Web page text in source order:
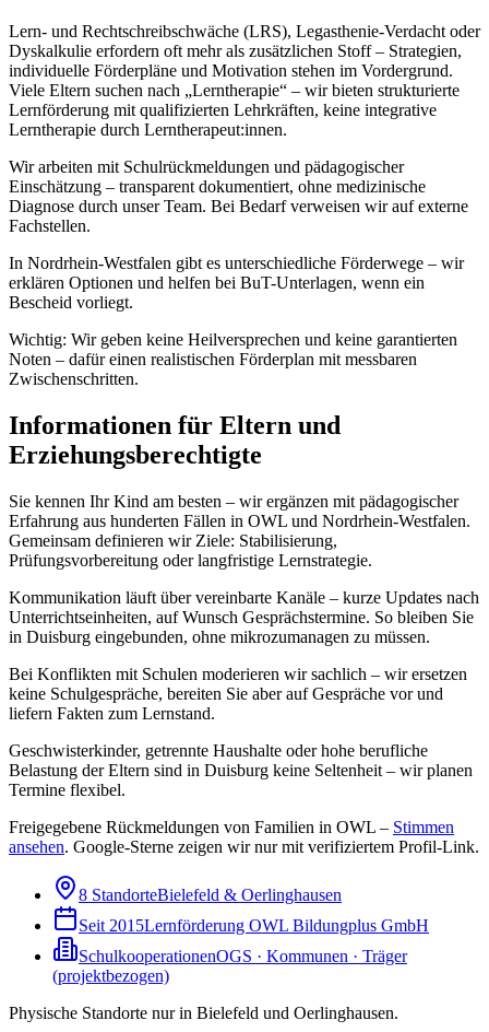
Lern- und Rechtschreibschwäche (LRS), Legasthenie-Verdacht oder
Dyskalkulie erfordern oft mehr als zusätzlichen Stoff – Strategien,
individuelle Förderpläne und Motivation stehen im Vordergrund.
Viele Eltern suchen nach „Lerntherapie“ – wir bieten strukturierte
Lernförderung mit qualifizierten Lehrkräften, keine integrative
Lerntherapie durch Lerntherapeut:innen.
Wir arbeiten mit Schulrückmeldungen und pädagogischer
Einschätzung – transparent dokumentiert, ohne medizinische
Diagnose durch unser Team. Bei Bedarf verweisen wir auf externe
Fachstellen.
In Nordrhein-Westfalen gibt es unterschiedliche Förderwege – wir
erklären Optionen und helfen bei BuT-Unterlagen, wenn ein
Bescheid vorliegt.
Wichtig: Wir geben keine Heilversprechen und keine garantierten
Noten – dafür einen realistischen Förderplan mit messbaren
Zwischenschritten.
Informationen für Eltern und
Erziehungsberechtigte
Sie kennen Ihr Kind am besten – wir ergänzen mit pädagogischer
Erfahrung aus hunderten Fällen in OWL und Nordrhein-Westfalen.
Gemeinsam definieren wir Ziele: Stabilisierung,
Prüfungsvorbereitung oder langfristige Lernstrategie.
Kommunikation läuft über vereinbarte Kanäle – kurze Updates nach
Unterrichtseinheiten, auf Wunsch Gesprächstermine. So bleiben Sie
in Duisburg eingebunden, ohne mikrozumanagen zu müssen.
Bei Konflikten mit Schulen moderieren wir sachlich – wir ersetzen
keine Schulgespräche, bereiten Sie aber auf Gespräche vor und
liefern Fakten zum Lernstand.
Geschwisterkinder, getrennte Haushalte oder hohe berufliche
Belastung der Eltern sind in Duisburg keine Seltenheit – wir planen
Termine flexibel.
Freigegebene Rückmeldungen von Familien in OWL – Stimmen
ansehen. Google-Sterne zeigen wir nur mit verifiziertem Profil-Link.
8 StandorteBielefeld & Oerlinghausen
Seit 2015Lernförderung OWL Bildungplus GmbH
SchulkooperationenOGS · Kommunen · Träger
(projektbezogen)
Physische Standorte nur in Bielefeld und Oerlinghausen.